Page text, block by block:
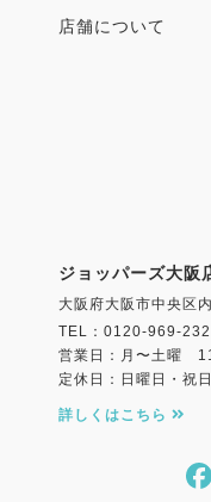
店舗について
ジョッパーズ大阪
大阪府大阪市中央区
TEL：0120-969-232
営業日：月〜土曜
定休日：日曜日・祝
詳しくはこちら